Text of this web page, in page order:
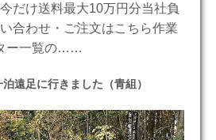
だけ送料最大10万円分当社負
合わせ・ご注文はこちら作業
ー一覧の……
遠足に行きました（青組）